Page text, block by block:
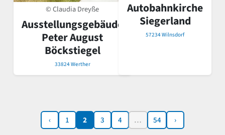
© Claudia Dreyße
Ausstellungsgebäude
Peter August
Böckstiegel
33824 Werther
Autobahnkirche
Siegerland
57234 Wilnsdorf
‹ 1 2 3 4 … 54 ›